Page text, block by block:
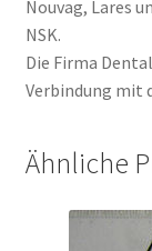
Nouvag, Lares
NSK.
Die Firma
Verbindung mit
Ähnliche